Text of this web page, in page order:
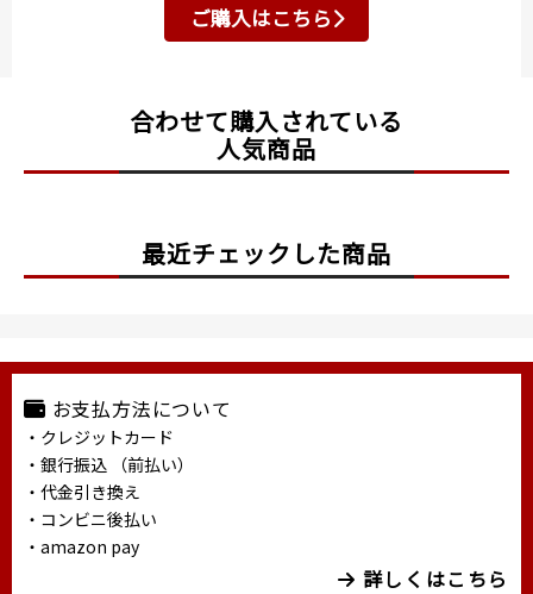
ご購入はこちら
合わせて購入されている
人気商品
最近チェックした商品
お支払方法について
・クレジットカード
・銀行振込 （前払い）
・代金引き換え
・コンビニ後払い
・amazon pay
詳しくはこちら